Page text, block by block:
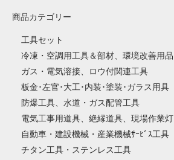
商品カテゴリー
工具セット
冷凍・空調用工具＆部材、環境改善用品
ガス・電気溶接、ロウ付関連工具
板金･左官･大工･内装･塗装･ガラス用具
防爆工具、水道・ガス配管工具
電気工事用道具、絶縁道具、現場作業灯
自動車・建設機械・産業機械ｻｰﾋﾞｽ工具
チタン工具・ステンレス工具